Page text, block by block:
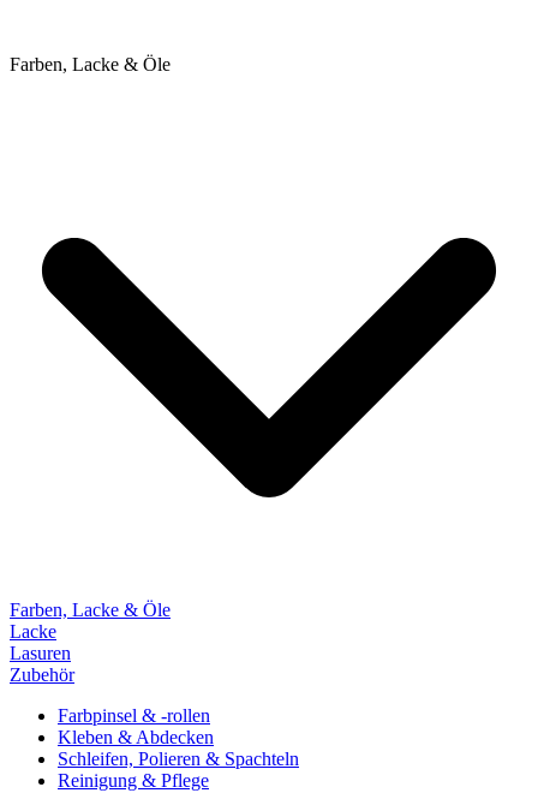
Farben, Lacke & Öle
Farben, Lacke & Öle
Lacke
Lasuren
Zubehör
Farbpinsel & -rollen
Kleben & Abdecken
Schleifen, Polieren & Spachteln
Reinigung & Pflege